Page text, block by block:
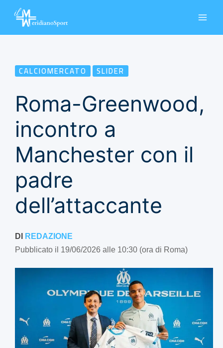
CALCIOMERCATO SLIDER
Roma-Greenwood,
incontro a
Manchester con il
padre
dell’attaccante
DI REDAZIONE
Pubblicato il 19/06/2026 alle 10:30 (ora di Roma)